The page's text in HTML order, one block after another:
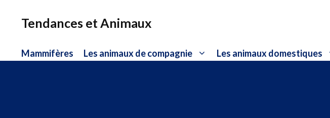
Tendances et Animaux
Mammifères Les animaux de compagnie Les animaux domestiques